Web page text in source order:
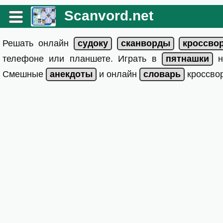
Scanvord.net
Решать онлайн
телефоне или планшете. Играть в
Смешные
и онлайн